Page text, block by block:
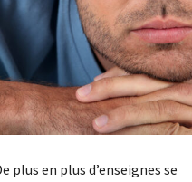
plus en plus d’enseignes se